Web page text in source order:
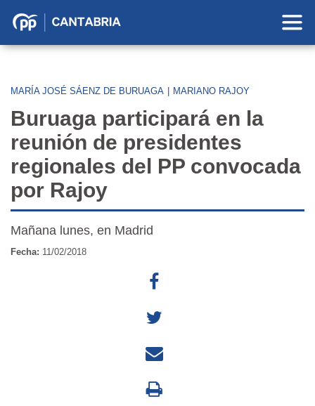
Partido
Cantabria
MARÍA JOSÉ SÁENZ DE BURUAGA MARIANO RAJOY
Buruaga participará en la
reunión de presidentes
regionales del PP convocada
por Rajoy
Mañana lunes, en Madrid
Fecha: 11/02/2018